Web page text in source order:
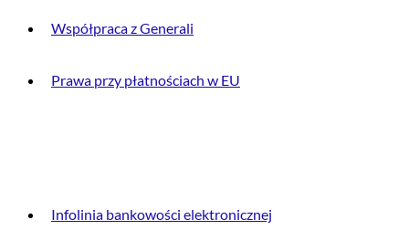
Współpraca z Generali
Prawa przy płatnościach w EU
Infolinia bankowości elektronicznej